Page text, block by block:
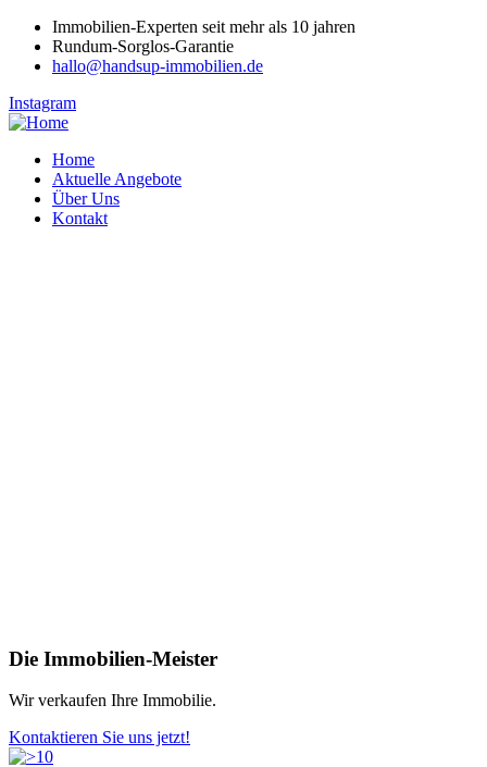
Immobilien-Experten seit mehr als 10 jahren
Rundum-Sorglos-Garantie
hallo@handsup-immobilien.de
Instagram
Home
Aktuelle Angebote
Über Uns
Kontakt
Die Immobilien-Meister
Wir verkaufen Ihre Immobilie.
Kontaktieren Sie uns jetzt!